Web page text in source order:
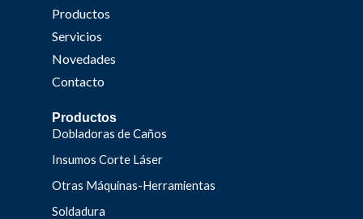
Productos
Servicios
Novedades
Contacto
Productos
Dobladoras de Caños
Insumos Corte Láser
Otras Máquinas-Herramientas
Soldadura